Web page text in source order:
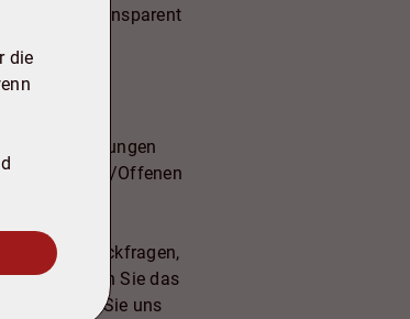
zügig und transparent
Jahre) und
Regelungen
Offenen
die
Rückfragen,
Wenn Sie das
oder rufen Sie uns
die